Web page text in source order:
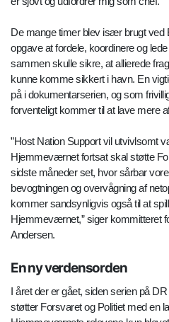
De mange timer blev især brugt ved
opgave at fordele, koordinere og
sammen skulle sikre, at allierede
kunne komme sikkert i havn. En
på i dokumentarserien, og som
forventeligt kommer til at lave mere
”Host Nation Support vil utvivlsomt
Hjemmeværnet fortsat skal støtte
sidste måneder set, hvor sårbar
bevogtningen og overvågning af
kommer sandsynligvis også til at
Hjemmeværnet,” siger kommitteret
Andersen.
En ny verdensorden
I året der er gået, siden serien på
støtter Forsvaret og Politiet med en